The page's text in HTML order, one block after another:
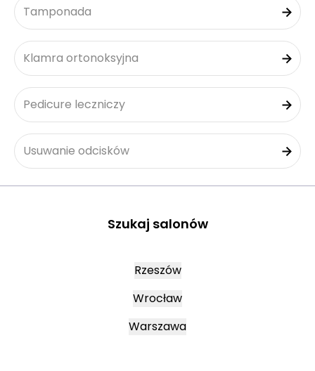
Tamponada
Klamra ortonoksyjna
Pedicure leczniczy
Usuwanie odcisków
Szukaj salonów
Rzeszów
Wrocław
Warszawa